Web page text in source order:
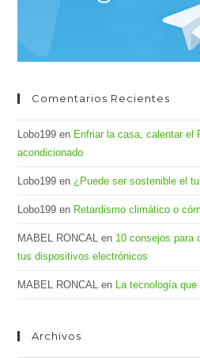
Comentarios Recientes
Lobo199 en Enfriar la casa, calentar el
acondicionado
Lobo199 en ¿Puede ser sostenible el
Lobo199 en Retardismo climático o
MABEL RONCAL en 10 consejos para
tus dispositivos electrónicos
MABEL RONCAL en La tecnología
Archivos